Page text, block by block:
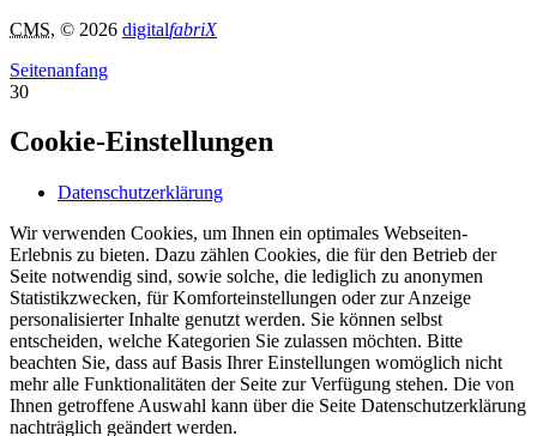
CMS, © 2026 digitalfabriX
Seitenanfang
30
Cookie-Einstellungen
Datenschutzerklärung
Wir verwenden Cookies, um Ihnen ein optimales Webseiten-
Erlebnis zu bieten. Dazu zählen Cookies, die für den Betrieb der
Seite notwendig sind, sowie solche, die lediglich zu anonymen
Statistikzwecken, für Komforteinstellungen oder zur Anzeige
personalisierter Inhalte genutzt werden. Sie können selbst
entscheiden, welche Kategorien Sie zulassen möchten. Bitte
beachten Sie, dass auf Basis Ihrer Einstellungen womöglich nicht
mehr alle Funktionalitäten der Seite zur Verfügung stehen. Die von
Ihnen getroffene Auswahl kann über die Seite Datenschutzerklärung
nachträglich geändert werden.